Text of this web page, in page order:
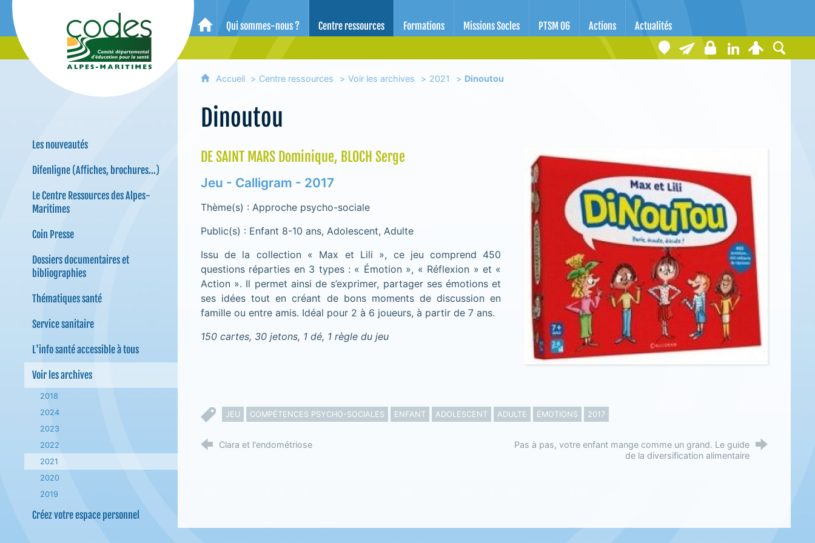
CoDES 06 - Comité départemental d'éducation pour la santé des Alpes-Maritimes
Accueil
Qui sommes-nous ? Centre ressources Formations Missions Socles PTSM 06 Actions Actualités
Les nouveautés
Difenligne (Affiches, brochures...)
Le Centre Ressources des Alpes-
Maritimes
Coin Presse
Dossiers documentaires et
bibliographies
Thématiques santé
Service sanitaire
L'info santé accessible à tous
Voir les archives
2018
2024
2023
2022
2021
2020
2019
Créez votre espace personnel
Accueil Centre ressources Voir les archives 2021 Dinoutou
Dinoutou
DE SAINT MARS Dominique, BLOCH Serge
Jeu - Calligram - 2017
Thème(s) : Approche psycho-sociale
Public(s) : Enfant 8-10 ans, Adolescent, Adulte
Issu de la collection « Max et Lili », ce jeu comprend 450
questions réparties en 3 types : « Émotion », « Réflexion » et «
Action ». Il permet ainsi de s’exprimer, partager ses émotions et
ses idées tout en créant de bons moments de discussion en
famille ou entre amis. Idéal pour 2 à 6 joueurs, à partir de 7 ans.
150 cartes, 30 jetons, 1 dé, 1 règle du jeu
JEU COMPÉTENCES PSYCHO-SOCIALES ENFANT ADOLESCENT ADULTE ÉMOTIONS 2017
Clara et l'endométriose
Pas à pas, votre enfant mange comme un grand. Le guide
de la diversification alimentaire